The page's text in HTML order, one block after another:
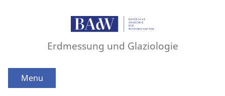
Erdmessung und Glaziologie
Menu